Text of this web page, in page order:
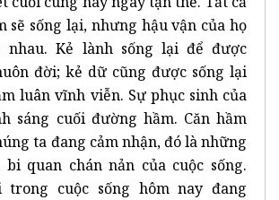
sẽ sống lại, nhưng hậu vận của họ
nhau. Kẻ lành sống lại để được
đời; kẻ dữ cũng được sống lại
luân vĩnh viễn. Sự phục sinh của
sáng cuối đường hầm. Căn hầm
ta đang cảm nhận, đó là những
quan chán nản của cuộc sống.
trong cuộc sống hôm nay đang